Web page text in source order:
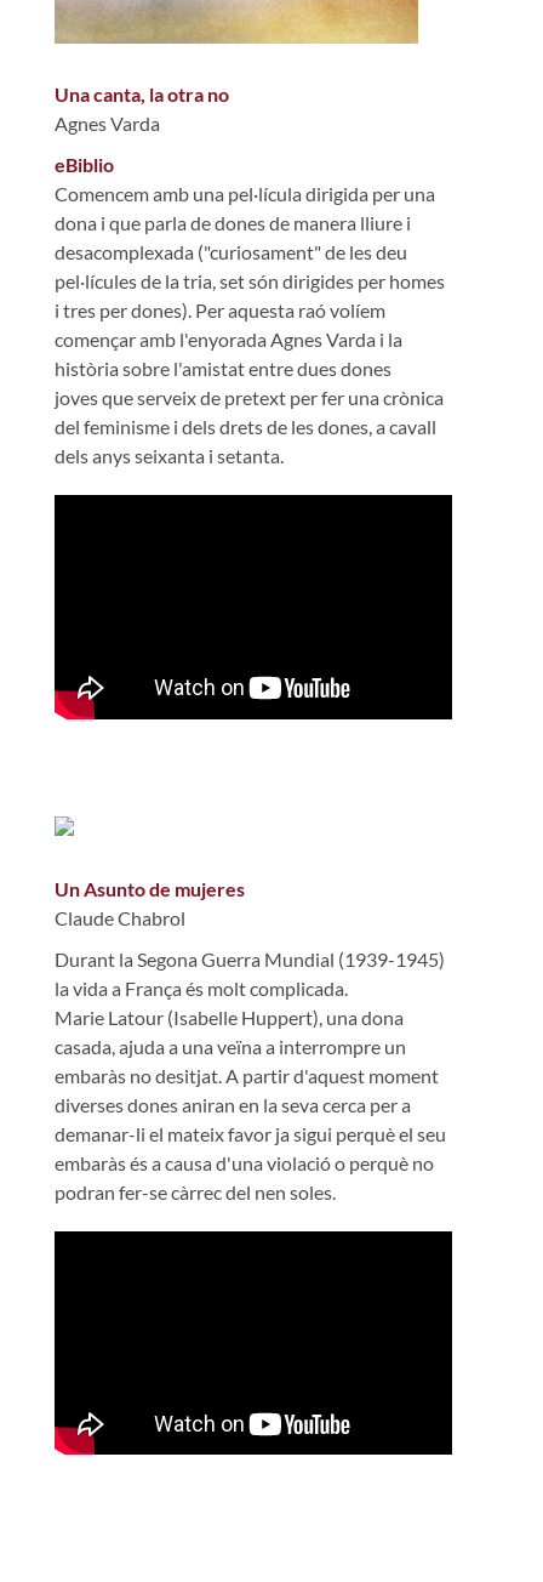
Una canta, la otra no
Agnes Varda
eBiblio
Comencem amb una pel·lícula dirigida per una
dona i que parla de dones de manera lliure i
desacomplexada ("curiosament" de les deu
pel·lícules de la tria, set són dirigides per homes
i tres per dones). Per aquesta raó volíem
començar amb l'enyorada Agnes Varda i la
història sobre l'amistat entre dues dones
joves que serveix de pretext per fer una crònica
del feminisme i dels drets de les dones, a cavall
dels anys seixanta i setanta.
Un Asunto de mujeres
Claude Chabrol
Durant la Segona Guerra Mundial (1939-1945)
la vida a França és molt complicada.
Marie Latour (Isabelle Huppert), una dona
casada, ajuda a una veïna a interrompre un
embaràs no desitjat. A partir d'aquest moment
diverses dones aniran en la seva cerca per a
demanar-li el mateix favor ja sigui perquè el seu
embaràs és a causa d'una violació o perquè no
podran fer-se càrrec del nen soles.